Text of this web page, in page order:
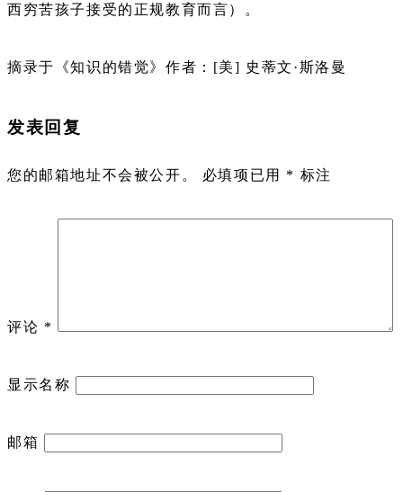
西穷苦孩子接受的正规教育而言）。
摘录于《知识的错觉》作者：[美] 史蒂文·斯洛曼
发表回复
您的邮箱地址不会被公开。 必填项已用 * 标注
评论 *
显示名称
邮箱